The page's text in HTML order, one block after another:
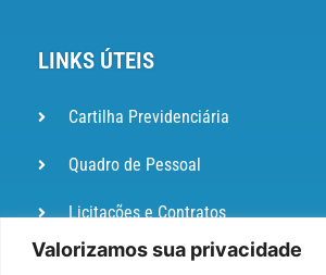
Valorizamos sua privacidade
LINKS ÚTEIS
Cartilha Previdenciária
Quadro de Pessoal
Licitações e Contratos
Portal de